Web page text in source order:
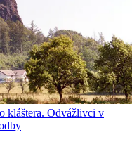
kláštera. Odvážlivci v